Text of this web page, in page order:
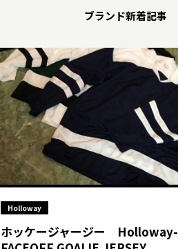
ブランド新着記事
Holloway
ホッケージャージー Holloway-